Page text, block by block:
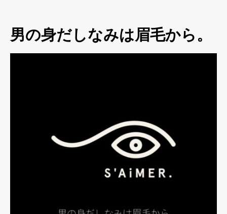
男の身だしなみは眉毛から。